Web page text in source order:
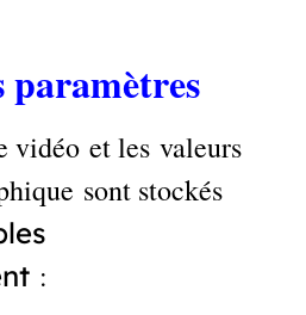
paramètres
vidéo et les valeurs
sont stockés
: